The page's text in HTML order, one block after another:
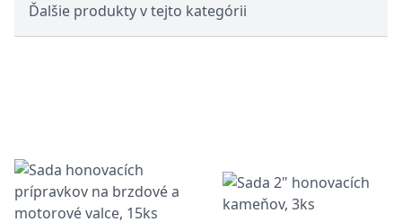
Ďalšie produkty v tejto kategórii